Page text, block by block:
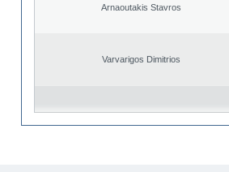
Arnaoutakis Stavros
Varvarigos Dimitrios